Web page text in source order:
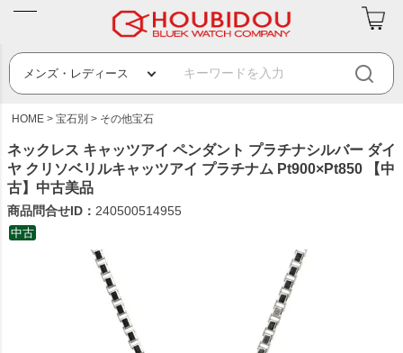
HOME 宝石別 その他宝石
ネックレス キャッツアイ ペンダント プラチナシルバー ダイ
ヤ クリソベリルキャッツアイ プラチナム Pt900×Pt850 【中
古】中古美品
商品問合せID： 240500514955
中古